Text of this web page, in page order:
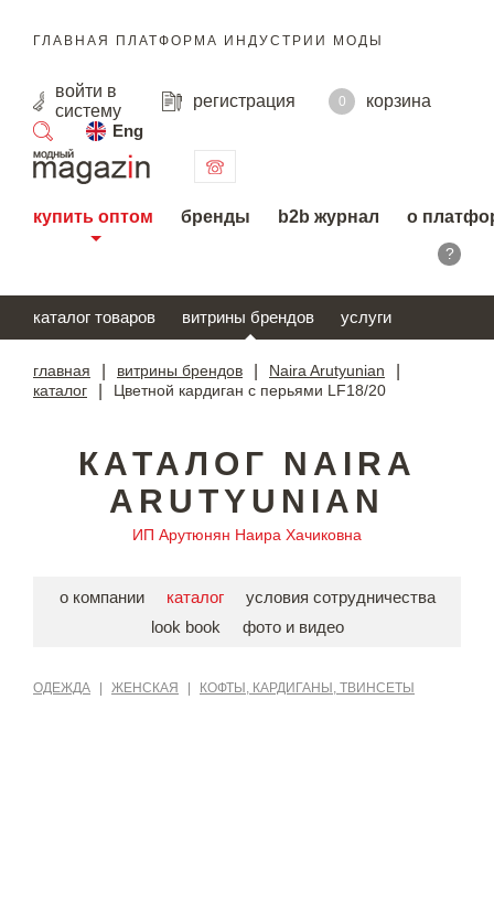
ГЛАВНАЯ ПЛАТФОРМА ИНДУСТРИИ МОДЫ
войти в
систему
регистрация 0
корзина
Eng
поиск
купить оптом бренды b2b журнал о
?
каталог товаров витрины брендов услуги
главная витрины брендов Naira Arutyunian
каталог Цветной кардиган с перьями LF18/20
КАТАЛОГ NAIRA
ARUTYUNIAN
ИП Арутюнян Наира Хачиковна
о компании каталог
условия сотрудничества
look book
фото и видео
ОДЕЖДА ЖЕНСКАЯ КОФТЫ, КАРДИГАНЫ, ТВИНСЕТЫ